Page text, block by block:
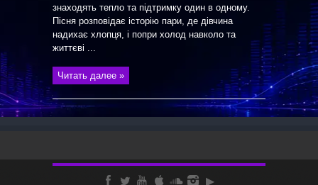
знаходять тепло та підтримку один в одному.
Пісня розповідає історію пари, де дівчина
надихає хлопця, і попри холод навколо та
життєві ...
Читать далее »